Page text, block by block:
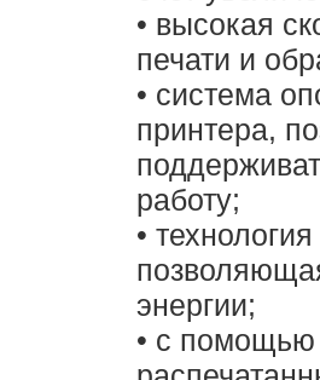
• высокая
печати и
• система
принтера,
работу;
•
энергии;
• с помощью